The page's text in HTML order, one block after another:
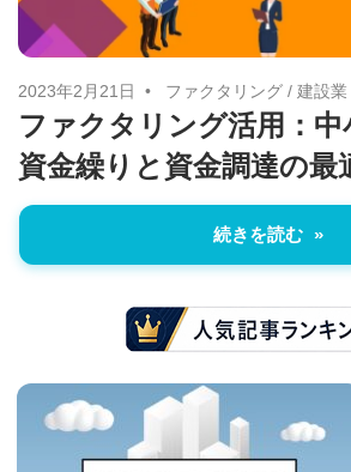
2023年2月21日 ファクタリング/ 建設業
ファクタリング活用：中
資金繰りと資金調達の最
続きを読む